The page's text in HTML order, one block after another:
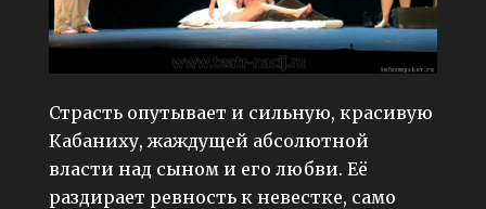
Страсть опутывает и сильную, красивую
Кабаниху, жаждущей абсолютной
власти над сыном и его любви. Её
раздирает ревность к невестке, само